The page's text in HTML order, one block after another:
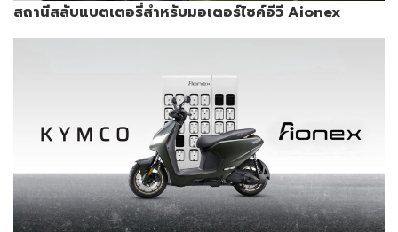
สถานีสลับแบตเตอรี่สำหรับมอเตอร์ไซค์อีวี Aionex